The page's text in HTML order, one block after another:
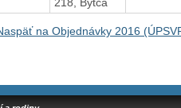
na Objednávky 2016